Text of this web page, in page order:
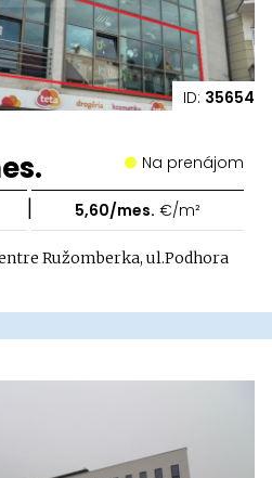
ID: 35654
Na prenájom
| 5,60/mes. €/m²
Ružomberka, ul.Podhora